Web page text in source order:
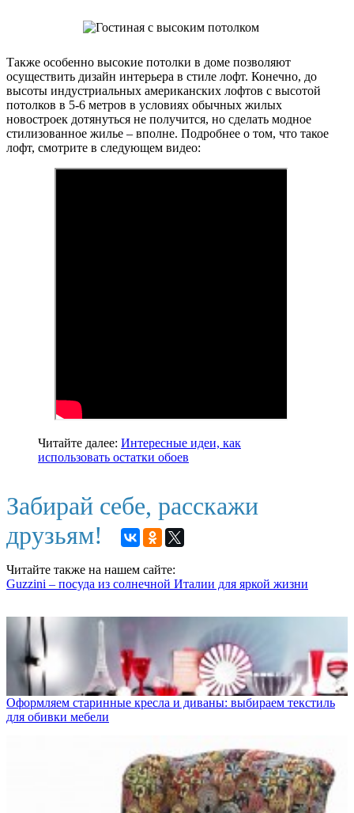
Также особенно высокие потолки в доме позволяют
осуществить дизайн интерьера в стиле лофт. Конечно, до
высоты индустриальных американских лофтов с высотой
потолков в 5-6 метров в условиях обычных жилых
новостроек дотянуться не получится, но сделать модное
стилизованное жилье – вполне. Подробнее о том, что такое
лофт, смотрите в следующем видео:
Читайте далее: Интересные идеи, как
использовать остатки обоев
Забирай себе, расскажи
друзьям!
Читайте также на нашем сайте:
Guzzini – посуда из солнечной Италии для яркой жизни
Оформляем старинные кресла и диваны: выбираем текстиль
для обивки мебели